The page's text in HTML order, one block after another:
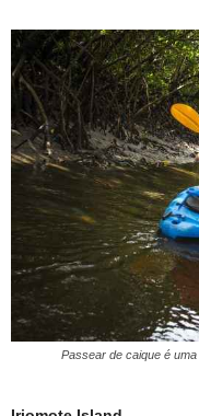
Passear de caique é